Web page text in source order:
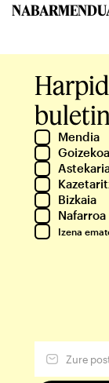
Mendia
Goizekoa
Bizkaia
Nafarroa
Izena